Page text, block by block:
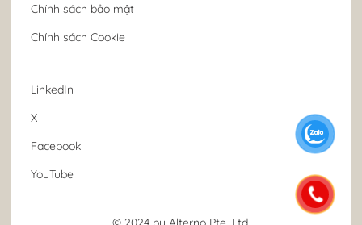
Chính sách bảo mật
Chính sách Cookie
LinkedIn
X
Facebook
YouTube